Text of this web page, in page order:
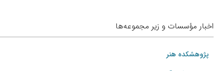
اخبار مؤسسات و زیر مجموعه‌ها
پژوهشکده هنر